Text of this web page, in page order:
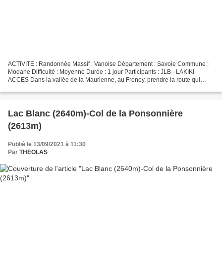
ACTIVITE : Randonnée Massif : Vanoise Département : Savoie Commune :
Modane Difficulté : Moyenne Durée : 1 jour Participants : JLB - LAKIKI
ACCES Dans la vallée de la Maurienne, au Freney, prendre la route qui
Lac Blanc (2640m)-Col de la Ponsonnière
(2613m)
Publié le 13/09/2021 à 11:30
Par THEOLAS